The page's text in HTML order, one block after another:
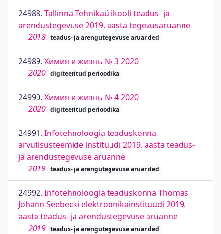
24988. Tallinna Tehnikaülikooli teadus- ja
arendustegevuse 2019. aasta tegevusaruanne
2018 teadus- ja arengutegevuse aruanded
24989. Химия и жизнь № 3 2020
2020 digiteeritud perioodika
24990. Химия и жизнь № 4 2020
2020 digiteeritud perioodika
24991. Infotehnoloogia teaduskonna
arvutisüsteemide instituudi 2019. aasta teadus-
ja arendustegevuse aruanne
2019 teadus- ja arengutegevuse aruanded
24992. Infotehnoloogia teaduskonna Thomas
Johann Seebecki elektroonikainstituudi 2019.
aasta teadus- ja arendustegevuse aruanne
2019 teadus- ja arengutegevuse aruanded